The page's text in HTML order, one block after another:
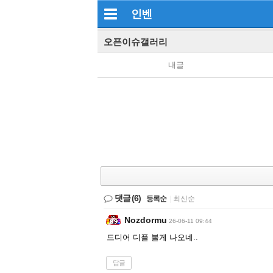
인벤
오픈이슈갤러리
내글
댓글(6) 등록순 최신순
Nozdormu 26-06-11 09:44
드디어 디플 볼게 나오네..
답글